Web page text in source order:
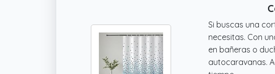
Si buscas una
necesitas. Con
en bañeras o
autocaravanas.